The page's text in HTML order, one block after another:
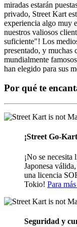
miradas estarán
privado, Street Kart
experiencia algo muy
nuestros valiosos
suficiente"! Los
presentado, y muchas
mundialmente
han elegido para sus
Por qué te
¡Street Go-
¡No se
Japonesa
una licencia
Tokio! Para
Seguridad y